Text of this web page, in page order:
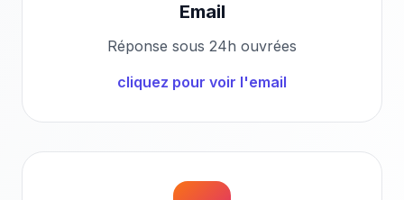
Email
Réponse sous 24h ouvrées
cliquez pour voir l'email